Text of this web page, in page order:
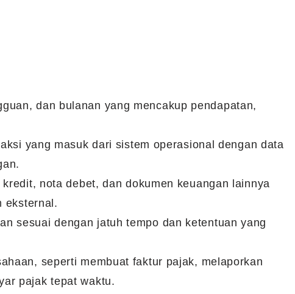
dan bulanan yang mencakup pendapatan,
yang masuk dari sistem operasional dengan data
nota debet, dan dokumen keuangan lainnya
eksternal.
sesuai dengan jatuh tempo dan ketentuan yang
seperti membuat faktur pajak, melaporkan
pajak tepat waktu.